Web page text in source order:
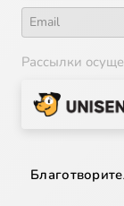
Рассылки